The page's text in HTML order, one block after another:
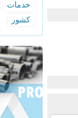
خدمات
كشور